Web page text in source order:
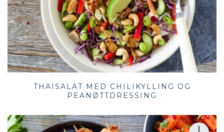
THAISALAT MED CHILIKYLLING OG
PEANØTTDRESSING